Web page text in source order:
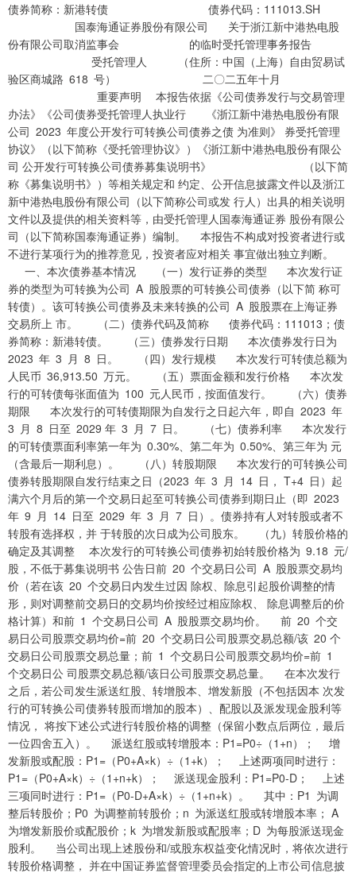
债券简称：新港转债 债券代码：111013.SH
国泰海通证券股份有限公司 关于浙江新中港热电股
份有限公司取消监事会 的临时受托管理事务报告
受托管理人 （住所：中国（上海）自由贸易试
验区商城路 618 号） 二〇二五年十月
重要声明 本报告依据《公司债券发行与交易管理
办法》《公司债券受托管理人执业行 《浙江新中港热电股份有限
公司 2023 年度公开发行可转换公司债券之债 为准则》 券受托管理
协议》（以下简称《受托管理协议》）《浙江新中港热电股份有限公
司 公开发行可转换公司债券募集说明书》 （以下简
称《募集说明书》）等相关规定和 约定、公开信息披露文件以及浙江
新中港热电股份有限公司（以下简称公司或发 行人）出具的相关说明
文件以及提供的相关资料等，由受托管理人国泰海通证券 股份有限公
司（以下简称国泰海通证券）编制。 本报告不构成对投资者进行或
不进行某项行为的推荐意见，投资者应对相关 事宜做出独立判断。
一、本次债券基本情况 （一）发行证券的类型 本次发行证
券的类型为可转换为公司 A 股股票的可转换公司债券（以下简 称可
转债）。该可转换公司债券及未来转换的公司 A 股股票在上海证券
交易所上 市。 （二）债券代码及简称 债券代码：111013；债
券简称：新港转债。 （三）债券发行日期 本次债券发行日为
2023 年 3 月 8 日。 （四）发行规模 本次发行可转债总额为
人民币 36,913.50 万元。 （五）票面金额和发行价格 本次发
行的可转债每张面值为 100 元人民币，按面值发行。 （六）债券
期限 本次发行的可转债期限为自发行之日起六年，即自 2023 年
3 月 8 日至 2029 年 3 月 7 日。 （七）债券利率 本次发行
的可转债票面利率第一年为 0.30%、第二年为 0.50%、第三年为 元
（含最后一期利息）。 （八）转股期限 本次发行的可转换公司
债券转股期限自发行结束之日（2023 年 3 月 14 日， T+4 日）起
满六个月后的第一个交易日起至可转换公司债券到期日止（即 2023
年 9 月 14 日至 2029 年 3 月 7 日）。债券持有人对转股或者不
转股有选择权，并 于转股的次日成为公司股东。 （九）转股价格的
确定及其调整 本次发行的可转换公司债券初始转股价格为 9.18 元/
股，不低于募集说明书 公告日前 20 个交易日公司 A 股股票交易均
价（若在该 20 个交易日内发生过因 除权、除息引起股价调整的情
形，则对调整前交易日的交易均价按经过相应除权、 除息调整后的价
格计算）和前 1 个交易日公司 A 股股票交易均价。 前 20 个交
易日公司股票交易均价=前 20 个交易日公司股票交易总额/该 20 个
交易日公司股票交易总量；前 1 个交易日公司股票交易均价=前 1
个交易日公 司股票交易总额/该日公司股票交易总量。 在本次发行
之后，若公司发生派送红股、转增股本、增发新股（不包括因本 次发
行的可转换公司债券转股而增加的股本）、配股以及派发现金股利等
情况， 将按下述公式进行转股价格的调整（保留小数点后两位，最后
一位四舍五入）。 派送红股或转增股本：P1=P0÷（1+n）； 增
发新股或配股：P1=（P0+A×k）÷（1+k）； 上述两项同时进行：
P1=（P0+A×k）÷（1+n+k）； 派送现金股利：P1=P0-D； 上述
三项同时进行：P1=（P0-D+A×k）÷（1+n+k）。 其中：P1 为调
整后转股价；P0 为调整前转股价；n 为派送红股或转增股本率； A
为增发新股价或配股价；k 为增发新股或配股率；D 为每股派送现金
股利。 当公司出现上述股份和/或股东权益变化情况时，将依次进行
转股价格调整， 并在中国证券监督管理委员会指定的上市公司信息披